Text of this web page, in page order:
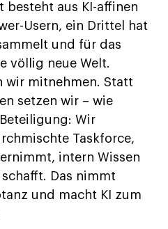
besteht aus KI-affinen
Usern, ein Drittel hat
und für das
völlig neue Welt.
wir mitnehmen. Statt
setzen wir – wie
Wir
Taskforce,
intern Wissen
Das nimmt
und macht KI zum